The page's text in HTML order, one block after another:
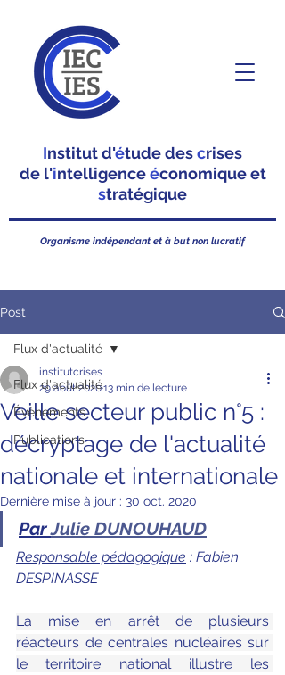
Institut d'étude descrises
de l'intelligenceéconomique et
stratégique
Organisme indépendant et à but non lucratif
Post
Flux d'actualité
Évènements
Publications
Flux d'actualité
Veille secteur public n°5 :
décryptage de l'actualité
nationale et internationale
institutcrises
29 août 202013 min de lecture
Dernière mise à jour : 30 oct. 2020
Par Julie DUNOUHAUD
Responsable pédagogique : Fabien
DESPINASSE
La mise en arrêt de plusieurs
réacteurs de centrales nucléaires sur
le territoire national illustre les